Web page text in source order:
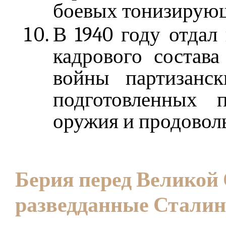
боевых
В 1940 году
кадрового
войны
подготовленных
оружия и
Берия перед
разведданные